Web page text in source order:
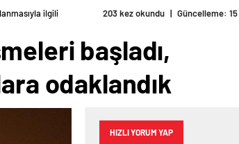
ilgili detaylara odaklandık
başladı,
odaklandık
HIZLI YORUM YAP